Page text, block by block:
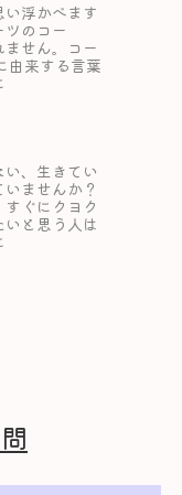
浮かべます
のコー
せん。コー
由来する言葉
、生きてい
ませんか？
ぐにクヨク
と思う人は